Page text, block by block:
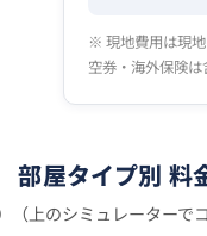
※ 現地費用は現
空券・海外保険は
部屋タイプ別 料
（上のシミュレーターで